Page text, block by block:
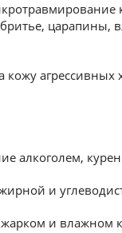
бритье, царапины,
кожу агрессивных
алкоголем,
и
и влажном